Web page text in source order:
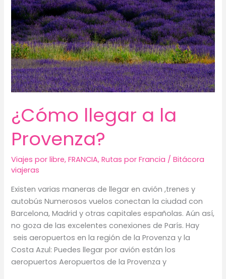
¿Cómo llegar a la
Provenza?
Viajes por libre,FRANCIA,Rutas por Francia /Bitácora
viajeras
Existen varias maneras de llegar en avión ,trenes y
autobús Numerosos vuelos conectan la ciudad con
Barcelona, Madrid y otras capitales españolas. Aún así,
no goza de las excelentes conexiones de París. Hay
seis aeropuertos en la región de la Provenza y la
Costa Azul: Puedes llegar por avión están los
aeropuertos Aeropuertos de la Provenza y